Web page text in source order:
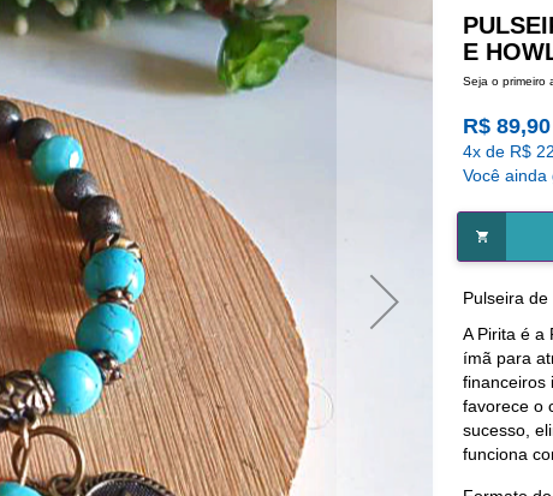
E
Seja o primeiro
R$ 89,90
4x de R$
Você ainda
Pulseira
A Pirita é a
ímã para
financeiros
favorece o
sucesso,
funciona
Mais